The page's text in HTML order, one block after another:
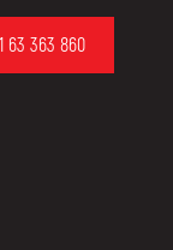
63 363 860